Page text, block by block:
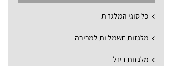
כל סוגי המלגזות
מלגזות חשמליות למכירה
מלגזות דיזל